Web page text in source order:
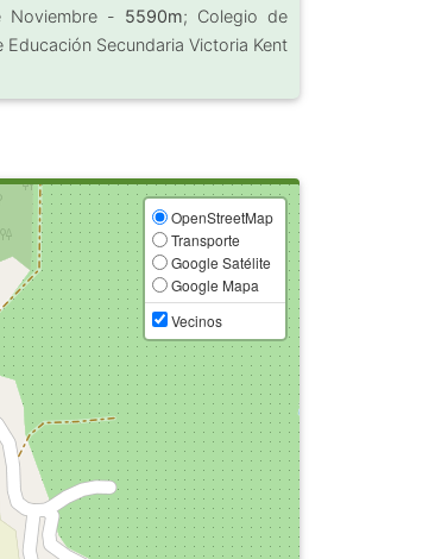
Noviembre - 5590m; Colegio de
Educación Secundaria Victoria Kent
OpenStreetMap
Transporte
Google Satélite
Google Mapa
Vecinos